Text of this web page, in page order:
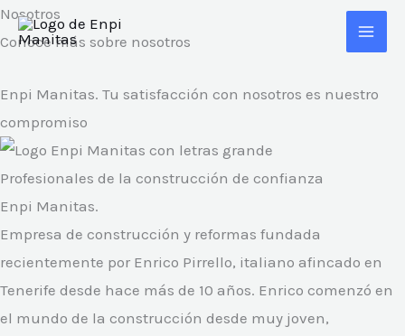
Ir
al
Nosotros
Conoce más sobre nosotros
Enpi Manitas. Tu satisfacción con nosotros es nuestro
compromiso
Profesionales de la construcción de confianza
Enpi Manitas.
Empresa de construcción y reformas fundada
recientemente por Enrico Pirrello, italiano afincado en
Tenerife desde hace más de 10 años. Enrico comenzó en
el mundo de la construcción desde muy joven,